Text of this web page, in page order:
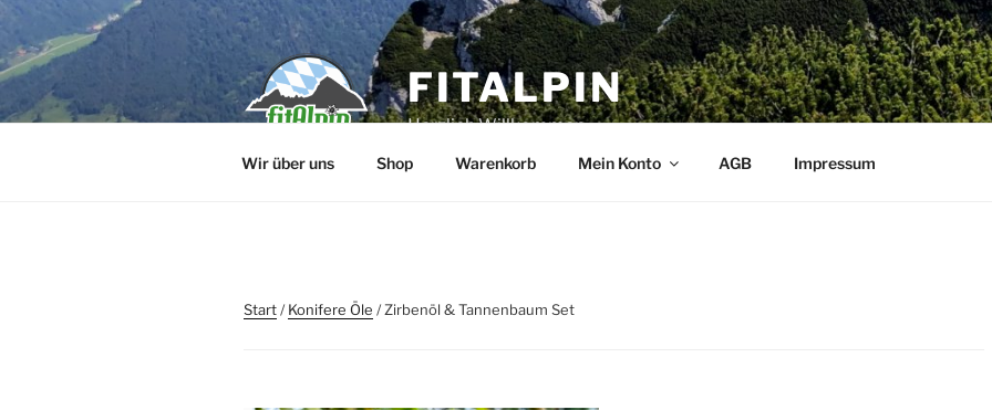
Zum
Inhalt
springen
FITALPIN
Herzlich Willkommen
Wir über uns Shop Warenkorb Mein Konto AGB Impressum
Start/Konifere Öle / Zirbenöl & Tannenbaum Set